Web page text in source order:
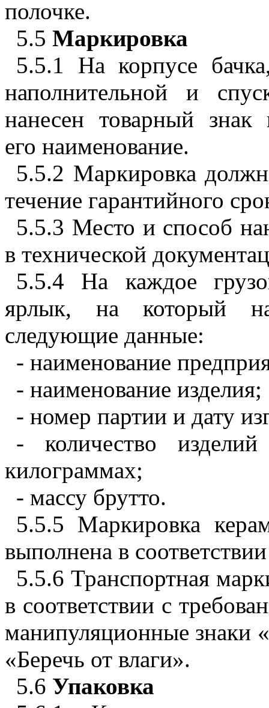
полочке.
5.5 Маркировка
5.5.1 На корпусе
наполнительной и
нанесен товарный знак
его наименование.
5.5.2 Маркировка
течение гарантийного
5.5.3 Место и способ
в технической
5.5.4 На каждое
ярлык, на который
следующие данные:
- наименование
- наименование изделия;
- номер партии и дату
- количество
килограммах;
- массу брутто.
5.5.5 Маркировка
выполнена в
5.5.6 Транспортная
в соответствии с
манипуляционные знаки
«Беречь от влаги».
5.6 Упаковка